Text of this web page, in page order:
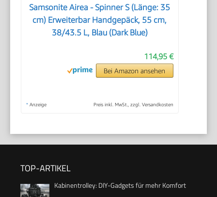
Samsonite Airea - Spinner S (Länge: 35
cm) Erweiterbar Handgepäck, 55 cm,
38/43.5 L, Blau (Dark Blue)
114,95 €
Bei Amazon ansehen
* Anzeige Preis inkl. MwSt., zzgl. Versandkosten
TOP-ARTIKEL
Kabinentrolley: DIY-Gadgets für mehr Komfort